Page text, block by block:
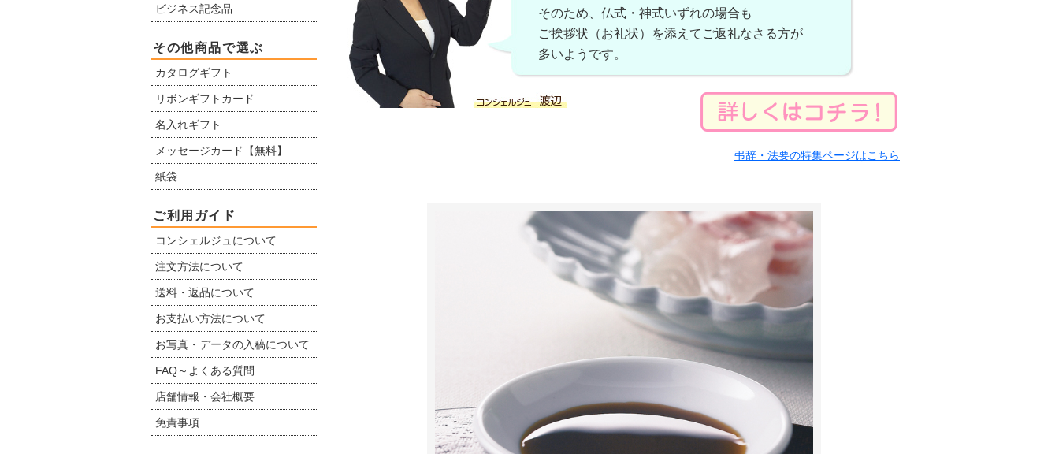
そのため、仏式・神式いずれの場合も
ご挨拶状（お礼状）を添えてご返礼なさる方が
多いようです。
弔辞・法要の特集ページはこちら
ビジネス記念品
その他商品で選ぶ
カタログギフト
リボンギフトカード
名入れギフト
メッセージカード【無料】
紙袋
ご利用ガイド
コンシェルジュについて
注文方法について
送料・返品について
お支払い方法について
お写真・データの入稿について
FAQ～よくある質問
店舗情報・会社概要
免責事項